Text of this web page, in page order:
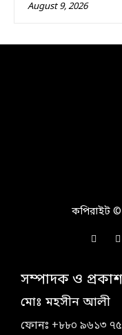
August 9, 2026
কপিরাইট
সম্পাদক ও
মোঃ মহসীন আলী
ফোনঃ +৮৮০ ৯৬১৩